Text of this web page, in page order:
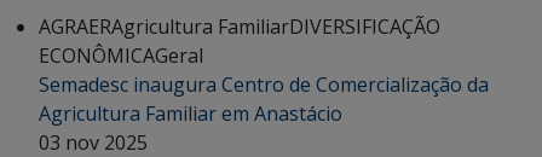
AGRAERAgricultura FamiliarDIVERSIFICAÇÃO
ECONÔMICAGeral
Semadesc inaugura Centro de Comercialização da
Agricultura Familiar em Anastácio
03 nov 2025